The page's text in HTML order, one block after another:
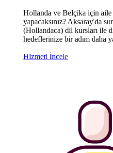
Hollanda ve Belçika için
yapacaksınız? Aksaray'da
(Hollandaca) dil kursları ile
hedeflerinize bir adım daha
Hizmeti İncele